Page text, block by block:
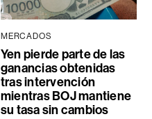
MERCADOS
Yen pierde parte de las
ganancias obtenidas
tras intervención
mientras BOJ mantiene
su tasa sin cambios